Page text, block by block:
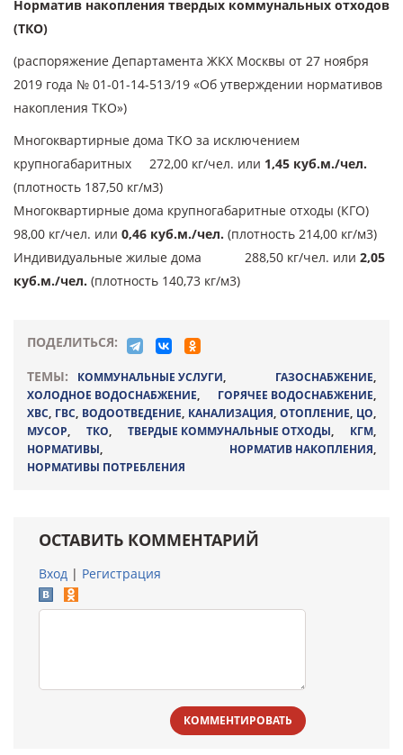
Норматив накопления твердых коммунальных отходов
(ТКО)
(распоряжение Департамента ЖКХ Москвы от 27 ноября
2019 года № 01-01-14-513/19 «Об утверждении нормативов
накопления ТКО»)
Многоквартирные дома ТКО за исключением
крупногабаритных 272,00 кг/чел. или 1,45 куб.м./чел.
(плотность 187,50 кг/м3)
Многоквартирные дома крупногабаритные отходы (КГО)
98,00 кг/чел. или 0,46 куб.м./чел. (плотность 214,00 кг/м3)
Индивидуальные жилые дома 288,50 кг/чел. или 2,05
куб.м./чел. (плотность 140,73 кг/м3)
ПОДЕЛИТЬСЯ:
ТЕМЫ:
КОММУНАЛЬНЫЕ УСЛУГИ, ГАЗОСНАБЖЕНИЕ,
ХОЛОДНОЕ ВОДОСНАБЖЕНИЕ, ГОРЯЧЕЕ ВОДОСНАБЖЕНИЕ,
ХВС, ГВС, ВОДООТВЕДЕНИЕ, КАНАЛИЗАЦИЯ, ОТОПЛЕНИЕ, ЦО,
МУСОР, ТКО, ТВЕРДЫЕ КОММУНАЛЬНЫЕ ОТХОДЫ, КГМ,
НОРМАТИВЫ, НОРМАТИВ НАКОПЛЕНИЯ,
НОРМАТИВЫ ПОТРЕБЛЕНИЯ
ОСТАВИТЬ КОММЕНТАРИЙ
Вход | Регистрация
КОММЕНТИРОВАТЬ